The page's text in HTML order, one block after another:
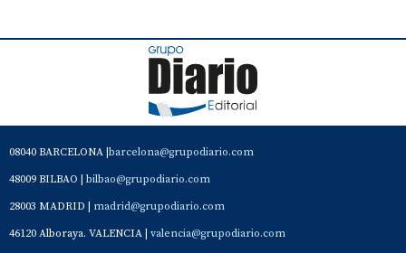
08040 BARCELONA | barcelona@grupodiario.com
48009 BILBAO | bilbao@grupodiario.com
28003 MADRID | madrid@grupodiario.com
46120 Alboraya. VALENCIA | valencia@grupodiario.com